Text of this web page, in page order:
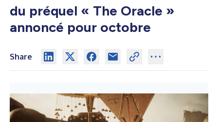
du préquel « The Oracle »
annoncé pour octobre
Share